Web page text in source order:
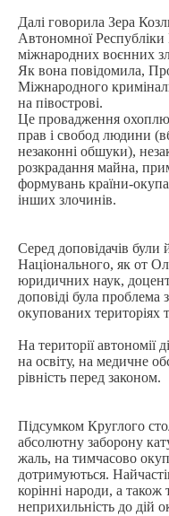
Далі говорила Зера
Автономної
міжнародних воєнних
Як вона повідомила,
Міжнародного
на півострові.
Це провадження
прав і свобод людини
незаконні обшуки),
розкрадання майна,
формувань країни-
інших злочинів.
Серед доповідачів були
Національного, як от
юридичних наук,
доповіді була
окупованих територіях
На території автономії
на освіту, на медичне
рівність перед законом.
Підсумком Круглого
абсолютну заборону
жаль, на тимчасово
дотримуються.
корінні народи, а також
неприхильність до дій